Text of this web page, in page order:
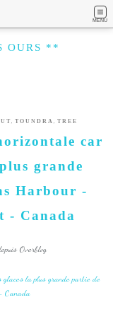
MENU
OURS **
, TOUNDRA , TREE
car
grande
Harbour -
- Canada
Overblog